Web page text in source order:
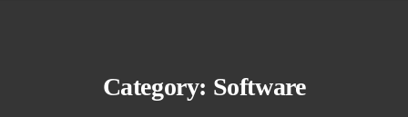
Category: Software